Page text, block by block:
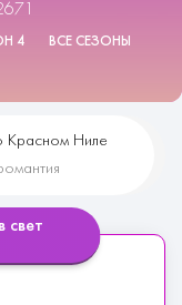
4 ВСЕ СЕЗОНЫ
Красном Ниле
свет